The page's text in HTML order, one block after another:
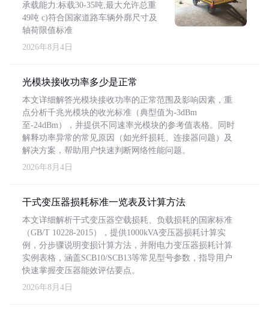
承载能力:标载30-35吨,最大允许总重
49吨 c)符合国家道路车辆外廓尺寸及
轴荷限值标准
2026年8月4日
光模块接收功率多少是正常
本文详细解答光模块接收功率的正常范围及影响因素，重
点分析千兆光模块的收光标准（典型值为-3dBm
至-24dBm），并提供不同速率光模块的参考值表格。同时
解释功率异常的常见原因（如光纤损耗、连接器问题）及
解决方案，帮助用户快速判断网络性能问题。
2026年8月4日
干式变压器损耗标准一览表及计算方法
本文详细解析干式变压器空载损耗、负载损耗的国家标准
（GB/T 10228-2015），提供1000kVA变压器损耗计算实
例，分步骤说明变损计算方法，并附电力变压器损耗计算
实例表格，涵盖SCB10/SCB13等常见型号参数，指导用户
快速掌握变压器能效评估要点。
2026年8月4日